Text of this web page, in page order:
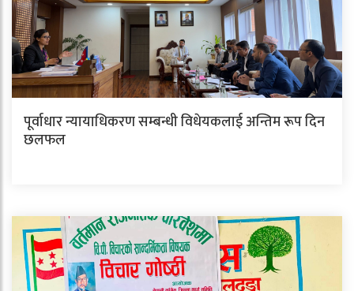
पूर्वाधार न्यायाधिकरण सम्बन्धी विधेयकलाई अन्तिम रूप दिन
छलफल